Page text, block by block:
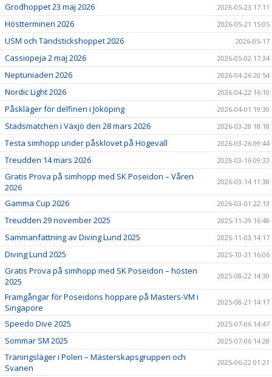
Grodhoppet 23 maj 2026 2026-05-23 17:11
Höstterminen 2026 2026-05-21 15:05
USM och Tändstickshoppet 2026 2026-05-17
Cassiopeja 2 maj 2026 2026-05-02 17:34
Neptuniaden 2026 2026-04-26 20:54
Nordic Light 2026 2026-04-22 16:10
Påskläger för delfinen i Jököping 2026-04-01 19:30
Stadsmatchen i Växjö den 28 mars 2026 2026-03-28 18:18
Testa simhopp under påsklovet på Högevall 2026-03-26 09:44
Treudden 14 mars 2026 2026-03-16 09:33
Gratis Prova på simhopp med SK Poseidon – Våren
2026
2026-03-14 11:38
Gamma Cup 2026 2026-03-01 22:13
Treudden 29 november 2025 2025-11-29 16:48
Sammanfattning av Diving Lund 2025 2025-11-03 14:17
Diving Lund 2025 2025-10-31 16:06
Gratis Prova på simhopp med SK Poseidon – hösten
2025
2025-08-22 14:30
Framgångar för Poseidons hoppare på Masters-VM i
Singapore
2025-08-21 14:17
Speedo Dive 2025 2025-07-06 14:47
Sommar SM 2025 2025-07-06 14:28
Träningsläger i Polen – Mästerskapsgruppen och
Svanen
2025-06-22 01:21